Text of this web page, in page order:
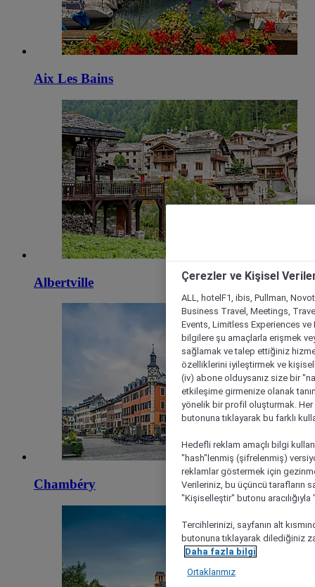
Aix Les Bains
Albertville
Chambéry
Çerezler ve Kişisel
ALL, hotelF1, ibis, Pullman,
Business Travel, Meetings,
Events, Limitless Experiences
bilgilere şu amaçlarla erişmek
sağlamak ve talep ettiğiniz
özelliklerini iyileştirmek ve
(iv) abone olduysanız size bir
etkileşime girmenize olanak
yönelik bir profil oluşturmak.
butonuna tıklayarak bu farklı
Hedefli reklam amaçlı bilgi
"hash"lenmiş (şifrelenmiş)
reklamlar göstermek için
Verileriniz, bu üçüncü tarafların
"Kişiselleştir" butonu
Tercihlerinizi, sayfanın alt
butonuna tıklayarak dilediğiniz
Daha fazla bilgi
Ortaklarımız